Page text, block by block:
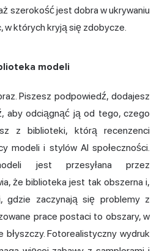
szerokość jest dobra w ukrywaniu
w których kryją się zdobycze.
modeli
Piszesz podpowiedź, dodajesz
aby odciągnąć ją od tego, czego
z biblioteki, którą recenzenci
modeli i stylów AI społeczności.
jest przesyłana przez
że biblioteka jest tak obszerna i,
gdzie zaczynają się problemy z
prace postaci to obszary, w
błyszczy. Fotorealistyczny wydruk